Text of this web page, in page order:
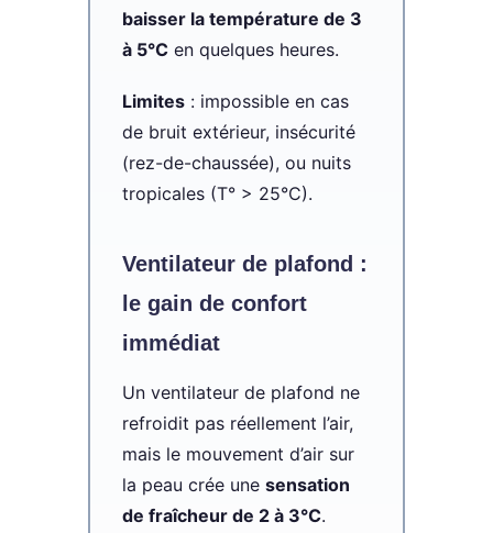
baisser la température de 3
à 5°Cen quelques heures.
Limites: impossible en cas
de bruit extérieur, insécurité
(rez-de-chaussée), ou nuits
tropicales (T° > 25°C).
Ventilateur de plafond :
le gain de confort
immédiat
Un ventilateur de plafond ne
refroidit pas réellement l’air,
mais le mouvement d’air sur
la peau crée une sensation
de fraîcheur de 2 à 3°C.